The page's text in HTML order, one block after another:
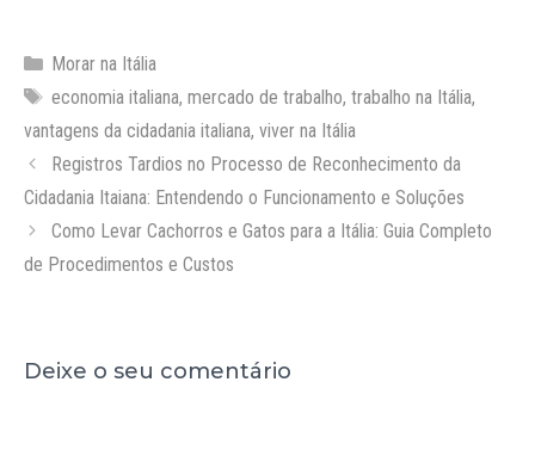
Categorias
Morar na Itália
Tags
economia italiana, mercado de trabalho, trabalho na Itália,
vantagens da cidadania italiana, viver na Itália
Registros Tardios no Processo de Reconhecimento da
Cidadania Itaiana: Entendendo o Funcionamento e Soluções
Como Levar Cachorros e Gatos para a Itália: Guia Completo
de Procedimentos e Custos
Deixe o seu comentário